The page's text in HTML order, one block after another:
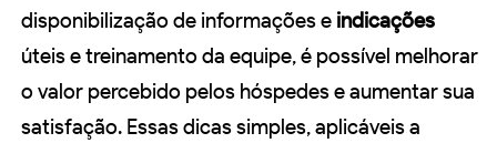
disponibilização de informações e indicações
úteis e treinamento da equipe, é possível melhorar
o valor percebido pelos hóspedes e aumentar sua
satisfação. Essas dicas simples, aplicáveis a